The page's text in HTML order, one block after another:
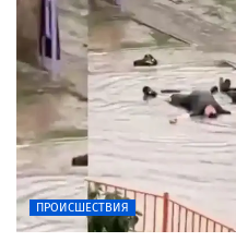
ПРОИСШЕСТВИЯ